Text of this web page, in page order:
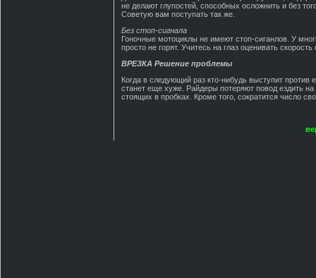
не делают глупостей, способных осложнить и без
Советую вам поступать так же.
Без стоп-сигнала
Гоночные мотоциклы не имеют стоп-сиганлов. У
просто не горят. Учитесь на глаз оценивать скорость
ВРЕЗКА Решение проблемы
Когда в следующий раз кто-нибудь выступит против
станет еще хуже. Райдеры потеряют повод ездить
стоящих в пробках. Кроме того, сократится число